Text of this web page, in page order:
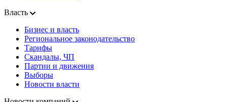
Власть
Бизнес и власть
Региональное законодательство
Тарифы
Скандалы, ЧП
Партии и движения
Выборы
Новости власти